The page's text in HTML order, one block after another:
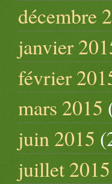
décembre
janvier
février
mars 2015
juin 2015
juillet 2015